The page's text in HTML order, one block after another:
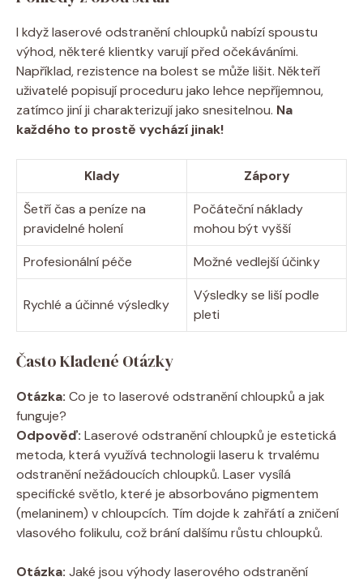
I když laserové odstranění chloupků nabízí spoustu
výhod, některé klientky varují před očekáváními.
Například, rezistence na bolest se může lišit. Někteří
uživatelé popisují proceduru jako lehce nepříjemnou,
zatímco jiní ji charakterizují jako snesitelnou. Na
každého to prostě vychází jinak!
Klady
Zápory
Šetří čas a peníze na
pravidelné holení
Počáteční náklady
mohou být vyšší
Profesionální péče
Možné vedlejší účinky
Rychlé a účinné výsledky
Výsledky se liší podle
pleti
Často Kladené Otázky
Otázka: Co je to laserové odstranění chloupků a jak
funguje?
Odpověď: Laserové odstranění chloupků je estetická
metoda, která využívá technologii laseru k trvalému
odstranění nežádoucích chloupků. Laser vysílá
specifické světlo, které je absorbováno pigmentem
(melaninem) v chloupcích. Tím dojde k zahřátí a zničení
vlasového folikulu, což brání dalšímu růstu chloupků.
Otázka: Jaké jsou výhody laserového odstranění